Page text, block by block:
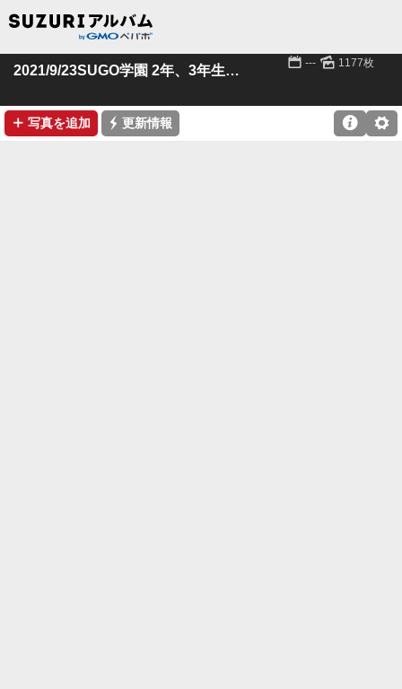
2021/9/23SUGO学園 2年、3年生クラス 📅 --- 🌄 1177枚
➕ 写真を追加 ⚡ 更新情報 ⚙
